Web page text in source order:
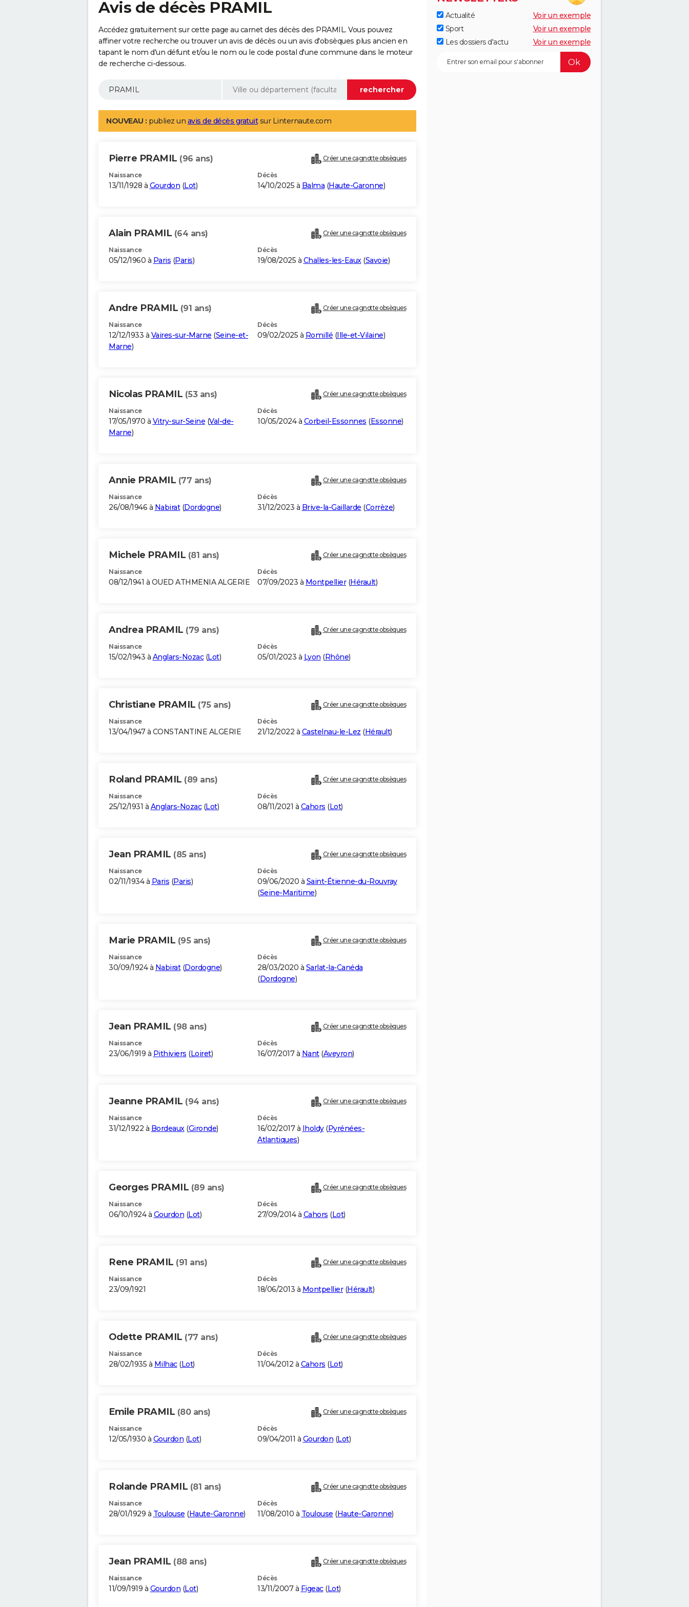
Avis de décès PRAMIL
Accédez gratuitement sur cette page au carnet des décès des PRAMIL. Vous pouvez
affiner votre recherche ou trouver un avis de décès ou un avis d'obsèques plus ancien en
tapant le nom d'un défunt et/ou le nom ou le code postal d'une commune dans le moteur
de recherche ci-dessous.
NOUVEAU : publiez un avis de décès gratuitsur Linternaute.com
Pierre PRAMIL (96 ans) Créer une cagnotte obsèques
Naissance
13/11/1928 à Gourdon (Lot)
Décès
14/10/2025 à Balma (Haute-Garonne)
Alain PRAMIL (64 ans) Créer une cagnotte obsèques
Naissance
05/12/1960 à Paris (Paris)
Décès
19/08/2025 à Challes-les-Eaux(Savoie)
Andre PRAMIL (91 ans) Créer une cagnotte obsèques
Naissance
12/12/1933 à Vaires-sur-Marne (Seine-et-
Marne)
Décès
09/02/2025 à Romillé (Ille-et-Vilaine)
Nicolas PRAMIL (53 ans) Créer une cagnotte obsèques
Naissance
17/05/1970 à Vitry-sur-Seine (Val-de-
Marne)
Décès
10/05/2024 à Corbeil-Essonnes (Essonne)
Annie PRAMIL (77 ans) Créer une cagnotte obsèques
Naissance
26/08/1946 à Nabirat(Dordogne)
Décès
31/12/2023 à Brive-la-Gaillarde (Corrèze)
Michele PRAMIL (81 ans) Créer une cagnotte obsèques
Naissance
08/12/1941 à OUED ATHMENIA ALGERIE
Décès
07/09/2023 à Montpellier(Hérault)
Andrea PRAMIL (79 ans) Créer une cagnotte obsèques
Naissance
15/02/1943 à Anglars-Nozac(Lot)
Décès
05/01/2023 à Lyon (Rhône)
Christiane PRAMIL (75 ans) Créer une cagnotte obsèques
Naissance
13/04/1947 à CONSTANTINE ALGERIE
Décès
21/12/2022 à Castelnau-le-Lez (Hérault)
Roland PRAMIL (89 ans) Créer une cagnotte obsèques
Naissance
25/12/1931 à Anglars-Nozac(Lot)
Décès
08/11/2021 à Cahors (Lot)
Jean PRAMIL (85 ans) Créer une cagnotte obsèques
Naissance
02/11/1934 à Paris (Paris)
Décès
09/06/2020 à Saint-Étienne-du-Rouvray
(Seine-Maritime)
Marie PRAMIL (95 ans) Créer une cagnotte obsèques
Naissance
30/09/1924 à Nabirat(Dordogne)
Décès
28/03/2020 à Sarlat-la-Canéda
(Dordogne)
Jean PRAMIL (98 ans) Créer une cagnotte obsèques
Naissance
23/06/1919 à Pithiviers (Loiret)
Décès
16/07/2017 à Nant(Aveyron)
Jeanne PRAMIL (94 ans) Créer une cagnotte obsèques
Naissance
31/12/1922 à Bordeaux(Gironde)
Décès
16/02/2017 à Iholdy(Pyrénées-
Atlantiques)
Georges PRAMIL (89 ans) Créer une cagnotte obsèques
Naissance
06/10/1924 à Gourdon (Lot)
Décès
27/09/2014 à Cahors (Lot)
Rene PRAMIL (91 ans) Créer une cagnotte obsèques
Naissance
23/09/1921
Décès
18/06/2013 à Montpellier(Hérault)
Odette PRAMIL (77 ans) Créer une cagnotte obsèques
Naissance
28/02/1935 à Milhac(Lot)
Décès
11/04/2012 à Cahors (Lot)
Emile PRAMIL (80 ans) Créer une cagnotte obsèques
Naissance
12/05/1930 à Gourdon (Lot)
Décès
09/04/2011 à Gourdon (Lot)
Rolande PRAMIL (81 ans) Créer une cagnotte obsèques
Naissance
28/01/1929 à Toulouse (Haute-Garonne)
Décès
11/08/2010 à Toulouse (Haute-Garonne)
Jean PRAMIL (88 ans) Créer une cagnotte obsèques
Naissance
11/09/1919 à Gourdon (Lot)
Décès
13/11/2007 à Figeac(Lot)
Actualité
Voir un exemple
Sport
Voir un exemple
Les dossiers d'actu
Voir un exemple